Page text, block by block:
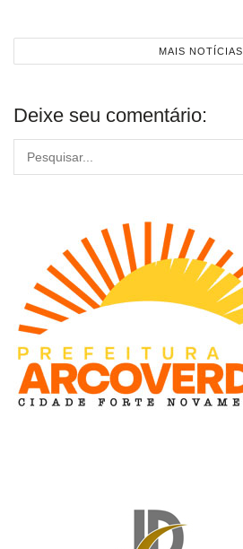
MAIS NOTÍCIAS
Deixe seu comentário: